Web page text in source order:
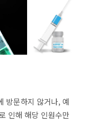
방문하지 않거나, 예
인해 해당 인원수만